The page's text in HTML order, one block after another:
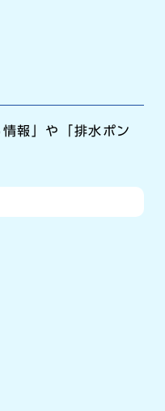
報」や「排水ポン